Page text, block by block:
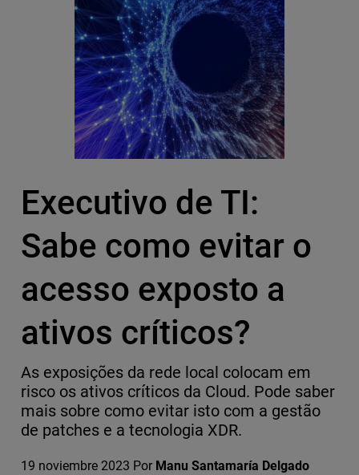
Executivo de TI:
Sabe como evitar o
acesso exposto a
ativos críticos?
As exposições da rede local colocam em
risco os ativos críticos da Cloud. Pode saber
mais sobre como evitar isto com a gestão
de patches e a tecnologia XDR.
19 noviembre 2023 Por Manu Santamaría Delgado